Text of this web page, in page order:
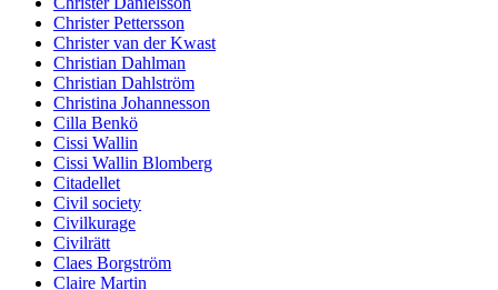
Christer Pettersson
Christer van der Kwast
Christian Dahlman
Christian Dahlström
Christina Johannesson
Cilla Benkö
Cissi Wallin
Cissi Wallin Blomberg
Citadellet
Civil society
Civilkurage
Civilrätt
Claes Borgström
Claire Martin